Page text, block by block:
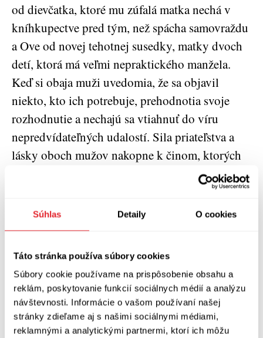
Súhlas Detaily O cookies
Táto stránka používa súbory cookies
Súbory cookie používame na prispôsobenie obsahu a
reklám, poskytovanie funkcií sociálnych médií a analýzu
návštevnosti. Informácie o vašom používaní našej
stránky zdieľame aj s našimi sociálnymi médiami,
reklamnými a analytickými partnermi, ktorí ich môžu
od dievčatka, ktoré mu zúfalá matka nechá v
kníhkupectve pred tým, než spácha samovraždu
a Ove od novej tehotnej susedky, matky dvoch
detí, ktorá má veľmi nepraktického manžela.
Keď si obaja muži uvedomia, že sa objavil
niekto, kto ich potrebuje, prehodnotia svoje
rozhodnutie a nechajú sa vtiahnuť do víru
nepredvídateľných udalostí. Sila priateľstva a
lásky oboch mužov nakopne k činom, ktorých
nich hrajú prvé husle a vo finále oboch kníh
bez hanby priznať, že mne sa to teda nepodarilo.
Zrejme preto, že aj ja som nedávno stratil svoju
manželku.